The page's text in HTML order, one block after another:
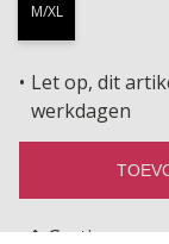
M/XL
Let op, dit
werkdagen
Gratis